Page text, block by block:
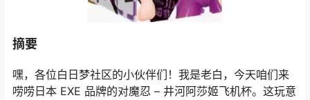
摘要
嘿，各位白日梦社区的小伙伴们！我是老白，今天咱们来
唠唠日本 EXE 品牌的对魔忍 – 井河阿莎姬飞机杯。这玩意